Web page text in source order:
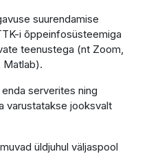
suurendamise
i õppeinfosüsteemiga
teenustega (nt Zoom,
Matlab).
serverites ning
varustatakse jooksvalt
üldjuhul väljaspool